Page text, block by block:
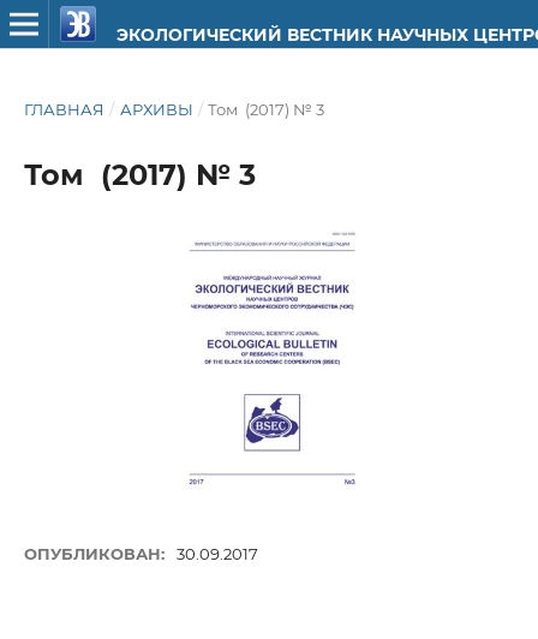
ЭКОЛОГИЧЕСКИЙ ВЕСТНИК НАУЧНЫХ
ГЛАВНАЯ / АРХИВЫ / Том (2017) № 3
Том (2017) № 3
ОПУБЛИКОВАН: 30.09.2017